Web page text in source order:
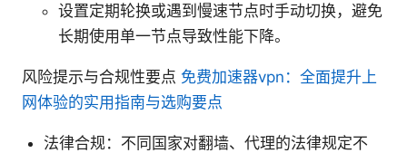
设置定期轮换或遇到慢速节点时手动切换，避免
长期使用单一节点导致性能下降。
风险提示与合规性要点 免费加速器vpn：全面提升上
网体验的实用指南与选购要点
法律合规：不同国家对翻墙、代理的法律规定不